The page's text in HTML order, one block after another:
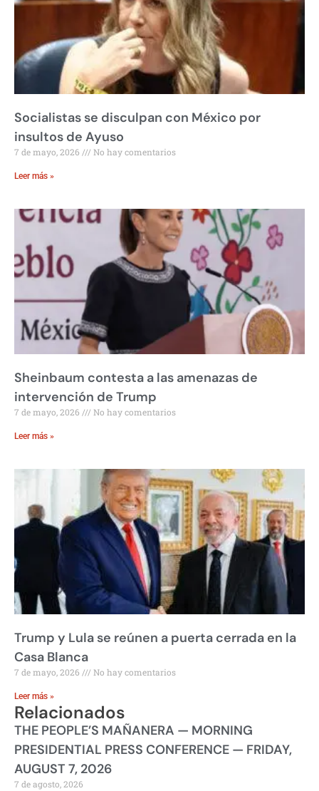
Socialistas se disculpan con México por
insultos de Ayuso
7 de mayo, 2026 No hay comentarios
Leer más »
Sheinbaum contesta a las amenazas de
intervención de Trump
7 de mayo, 2026 No hay comentarios
Leer más »
Trump y Lula se reúnen a puerta cerrada en la
Casa Blanca
7 de mayo, 2026 No hay comentarios
Leer más »
Relacionados
THE PEOPLE’S MAÑANERA — MORNING
PRESIDENTIAL PRESS CONFERENCE — FRIDAY,
AUGUST 7, 2026
7 de agosto, 2026